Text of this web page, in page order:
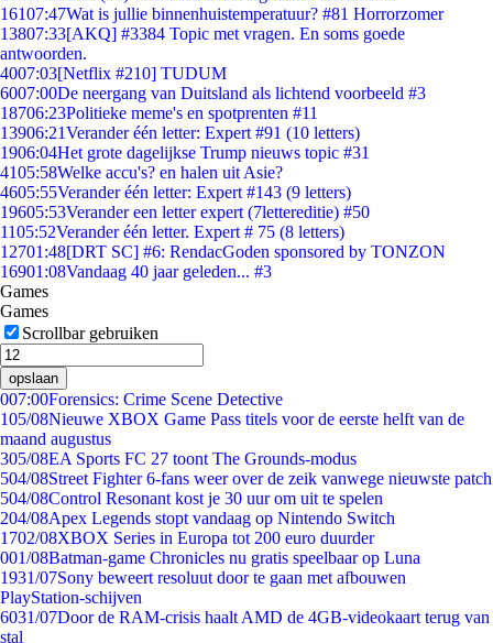
16107:47Wat is jullie binnenhuistemperatuur? #81 Horrorzomer
13807:33[AKQ] #3384 Topic met vragen. En soms goede
antwoorden.
4007:03[Netflix #210] TUDUM
6007:00De neergang van Duitsland als lichtend voorbeeld #3
18706:23Politieke meme's en spotprenten #11
13906:21Verander één letter: Expert #91 (10 letters)
1906:04Het grote dagelijkse Trump nieuws topic #31
4105:58Welke accu's? en halen uit Asie?
4605:55Verander één letter: Expert #143 (9 letters)
19605:53Verander een letter expert (7lettereditie) #50
1105:52Verander één letter. Expert # 75 (8 letters)
12701:48[DRT SC] #6: RendacGoden sponsored by TONZON
16901:08Vandaag 40 jaar geleden... #3
Games
Games
Scrollbar gebruiken
opslaan
007:00Forensics: Crime Scene Detective
105/08Nieuwe XBOX Game Pass titels voor de eerste helft van de
maand augustus
305/08EA Sports FC 27 toont The Grounds-modus
504/08Street Fighter 6-fans weer over de zeik vanwege nieuwste patch
504/08Control Resonant kost je 30 uur om uit te spelen
204/08Apex Legends stopt vandaag op Nintendo Switch
1702/08XBOX Series in Europa tot 200 euro duurder
001/08Batman-game Chronicles nu gratis speelbaar op Luna
1931/07Sony beweert resoluut door te gaan met afbouwen
PlayStation-schijven
6031/07Door de RAM-crisis haalt AMD de 4GB-videokaart terug van
stal